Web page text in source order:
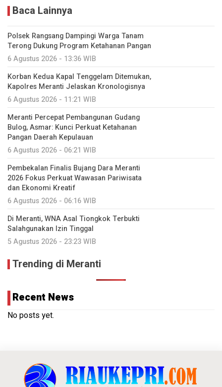
Baca Lainnya
Polsek Rangsang Dampingi Warga Tanam
Terong Dukung Program Ketahanan Pangan
6 Agustus 2026 - 13:36 WIB
Korban Kedua Kapal Tenggelam Ditemukan,
Kapolres Meranti Jelaskan Kronologisnya
6 Agustus 2026 - 11:21 WIB
Meranti Percepat Pembangunan Gudang
Bulog, Asmar: Kunci Perkuat Ketahanan
Pangan Daerah Kepulauan
6 Agustus 2026 - 06:21 WIB
Pembekalan Finalis Bujang Dara Meranti
2026 Fokus Perkuat Wawasan Pariwisata
dan Ekonomi Kreatif
6 Agustus 2026 - 06:16 WIB
Di Meranti, WNA Asal Tiongkok Terbukti
Salahgunakan Izin Tinggal
5 Agustus 2026 - 23:23 WIB
Trending di Meranti
Recent News
No posts yet.